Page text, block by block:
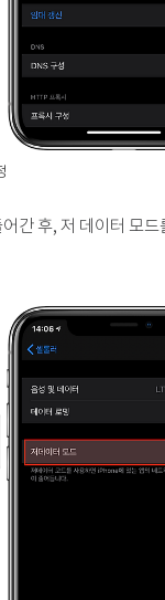
간 후, 저 데이터 모드